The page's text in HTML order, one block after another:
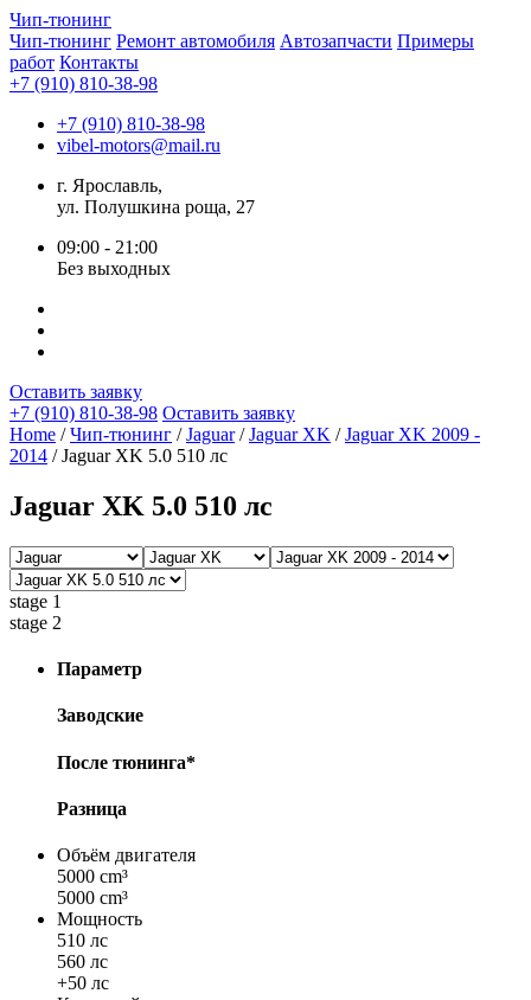
Чип-тюнинг
Чип-тюнинг Ремонт автомобиля Автозапчасти Примеры
работ Контакты
+7 (910) 810-38-98
+7 (910) 810-38-98
vibel-motors@mail.ru
г. Ярославль,
ул. Полушкина роща, 27
09:00 - 21:00
Без выходных
Оставить заявку
+7 (910) 810-38-98 Оставить заявку
Home /Чип-тюнинг /Jaguar/Jaguar XK /Jaguar XK 2009 -
2014 / Jaguar XK 5.0 510 лс
Jaguar XK 5.0 510 лс
stage 1
stage 2
Параметр
Заводские
После тюнинга*
Разница
Объём двигателя
5000 cm³
5000 cm³
Мощность
510 лс
560 лс
+50 лс